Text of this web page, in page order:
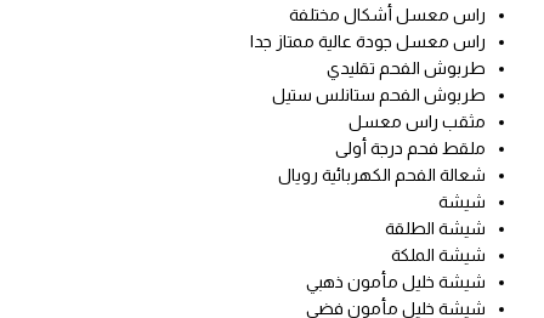
راس معسل أشكال مختلفة
راس معسل جودة عالية ممتاز جدا
طربوش الفحم تقليدي
طربوش الفحم ستانلس ستيل
مثقب راس معسل
ملقط فحم درجة أولى
شعالة الفحم الكهربائية رويال
شيشة
شيشة الطلقة
شيشة الملكة
شيشة خليل مأمون ذهبي
شيشة خليل مأمون فضي